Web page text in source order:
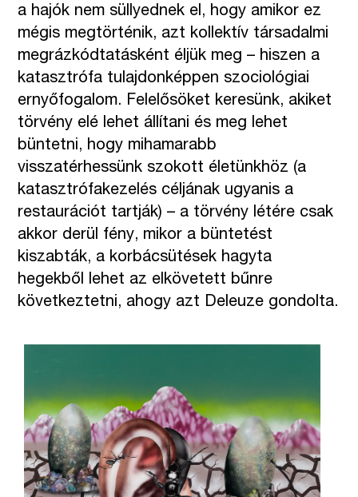
a hajók nem süllyednek el, hogy amikor ez
mégis megtörténik, azt kollektív társadalmi
megrázkódtatásként éljük meg – hiszen a
katasztrófa tulajdonképpen szociológiai
ernyőfogalom. Felelősöket keresünk, akiket
törvény elé lehet állítani és meg lehet
büntetni, hogy mihamarabb
visszatérhessünk szokott életünkhöz (a
katasztrófakezelés céljának ugyanis a
restaurációt tartják) – a törvény létére csak
akkor derül fény, mikor a büntetést
kiszabták, a korbácsütések hagyta
hegekből lehet az elkövetett bűnre
következtetni, ahogy azt Deleuze gondolta.